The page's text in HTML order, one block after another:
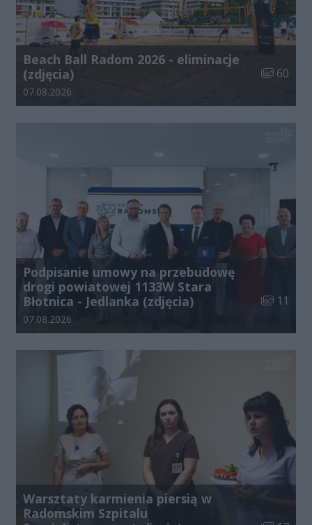
Beach Ball Radom 2026 - eliminacje
(zdjęcia)
Liczba
60
Data dodania galerii:
07.08.2026
Podpisanie umowy na przebudowę
drogi powiatowej 1133W Stara
Błotnica - Jedlanka (zdjęcia)
Liczba
11
Data dodania galerii:
07.08.2026
Warsztaty karmienia piersią w
Radomskim Szpitalu